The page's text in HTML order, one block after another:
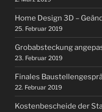
Home Design 3D –
25. Februar 2019
Grobabsteckung
23. Februar 2019
Finales
22. Februar 2019
Kostenbescheide der